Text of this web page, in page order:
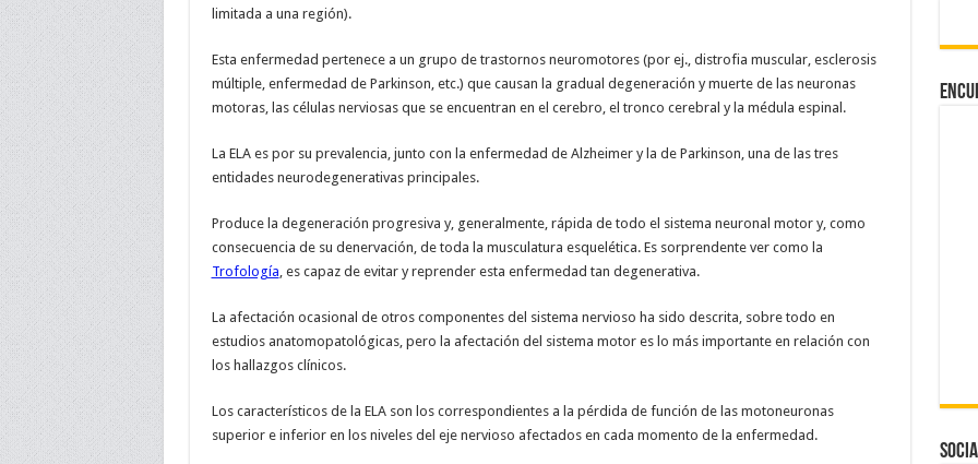
limitada a una región).
Esta enfermedad pertenece a un grupo de trastornos neuromotores (por ej., distrofia muscular, esclerosis
múltiple, enfermedad de Parkinson, etc.) que causan la gradual degeneración y muerte de las neuronas
motoras, las células nerviosas que se encuentran en el cerebro, el tronco cerebral y la médula espinal.
La ELA es por su prevalencia, junto con la enfermedad de Alzheimer y la de Parkinson, una de las tres
entidades neurodegenerativas principales.
Produce la degeneración progresiva y, generalmente, rápida de todo el sistema neuronal motor y, como
consecuencia de su denervación, de toda la musculatura esquelética. Es sorprendente ver como la
Trofología, es capaz de evitar y reprender esta enfermedad tan degenerativa.
La afectación ocasional de otros componentes del sistema nervioso ha sido descrita, sobre todo en
estudios anatomopatológicas, pero la afectación del sistema motor es lo más importante en relación con
los hallazgos clínicos.
Los característicos de la ELA son los correspondientes a la pérdida de función de las motoneuronas
superior e inferior en los niveles del eje nervioso afectados en cada momento de la enfermedad.